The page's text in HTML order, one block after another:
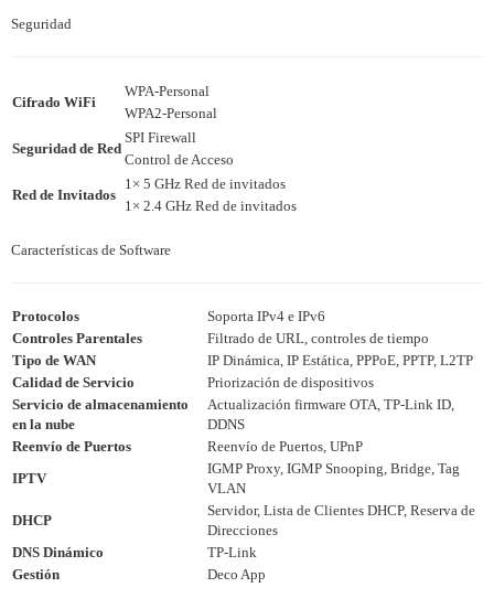
Seguridad
Cifrado WiFi
WPA-Personal
WPA2-Personal
Seguridad de Red
SPI Firewall
Control de Acceso
Red de Invitados
1× 5 GHz Red de invitados
1× 2.4 GHz Red de invitados
Características de Software
Protocolos
Soporta IPv4 e IPv6
Controles Parentales
Filtrado de URL, controles de tiempo
Tipo de WAN
IP Dinámica, IP Estática, PPPoE, PPTP, L2TP
Calidad de Servicio
Priorización de dispositivos
Servicio de almacenamiento
en la nube
Actualización firmware OTA, TP-Link ID,
DDNS
Reenvío de Puertos
Reenvío de Puertos, UPnP
IPTV
IGMP Proxy, IGMP Snooping, Bridge, Tag
VLAN
DHCP
Servidor, Lista de Clientes DHCP, Reserva de
Direcciones
DNS Dinámico
TP-Link
Gestión
Deco App